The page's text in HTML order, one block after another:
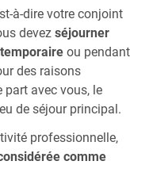
à-dire votre conjoint
devez séjourner
ou pendant
des raisons
avec vous, le
de séjour principal.
professionnelle,
comme